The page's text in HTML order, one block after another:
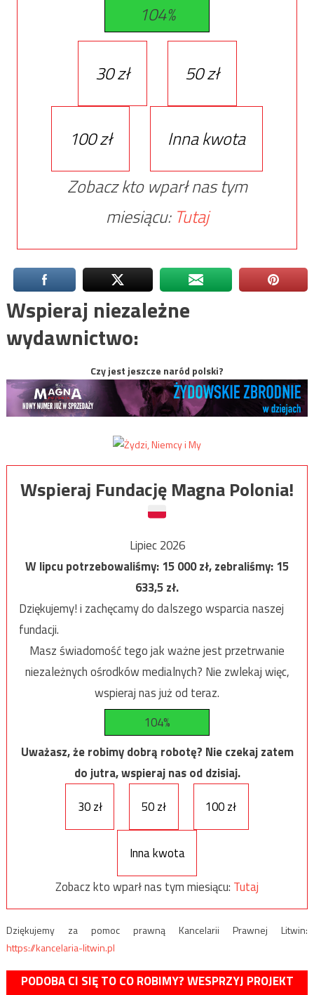
104%
30 zł 50 zł
100 zł
Inna kwota
Zobacz kto wparł nas tym
miesiącu: Tutaj
Wspieraj niezależne
wydawnictwo:
Czy jest jeszcze naród polski?
Wspieraj Fundację Magna Polonia!
Lipiec 2026
W lipcu potrzebowaliśmy:15 000zł, zebraliśmy:15
633,5zł.
Dziękujemy! i zachęcamy do dalszego wsparcia naszej
fundacji.
Masz świadomość tego jak ważne jest przetrwanie
niezależnych ośrodków medialnych? Nie zwlekaj więc,
wspieraj nas już od teraz.
104%
Uważasz, że robimy dobrą robotę? Nie czekaj zatem
do jutra, wspieraj nas od dzisiaj.
30 zł
50 zł 100 zł
Inna kwota
Zobacz kto wparł nas tym miesiącu: Tutaj
Dziękujemy za pomoc prawną Kancelarii Prawnej Litwin:
https://kancelaria-litwin.pl
PODOBA CI SIĘ TO CO ROBIMY? WESPRZYJ PROJEKT